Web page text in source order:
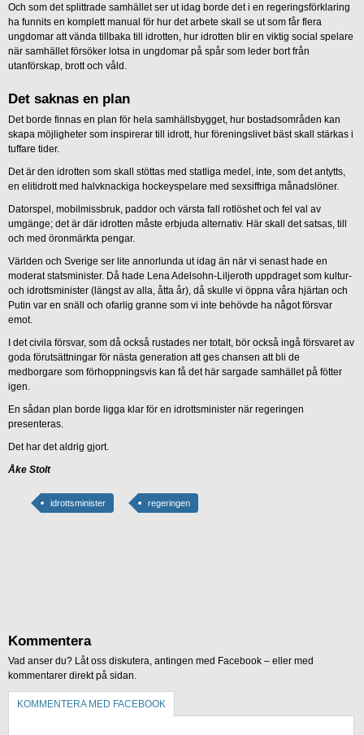
Och som det splittrade samhället ser ut idag borde det i en regeringsförklaring
ha funnits en komplett manual för hur det arbete skall se ut som får flera
ungdomar att vända tillbaka till idrotten, hur idrotten blir en viktig social spelare
när samhället försöker lotsa in ungdomar på spår som leder bort från
utanförskap, brott och våld.
Det saknas en plan
Det borde finnas en plan för hela samhällsbygget, hur bostadsområden kan
skapa möjligheter som inspirerar till idrott, hur föreningslivet bäst skall stärkas i
tuffare tider.
Det är den idrotten som skall stöttas med statliga medel, inte, som det antytts,
en elitidrott med halvknackiga hockeyspelare med sexsiffriga månadslöner.
Datorspel, mobilmissbruk, paddor och värsta fall rotlöshet och fel val av
umgänge; det är där idrotten måste erbjuda alternativ. Här skall det satsas, till
och med öronmärkta pengar.
Världen och Sverige ser lite annorlunda ut idag än när vi senast hade en
moderat statsminister. Då hade Lena Adelsohn-Liljeroth uppdraget som kultur-
och idrottsminister (längst av alla, åtta år), då skulle vi öppna våra hjärtan och
Putin var en snäll och ofarlig granne som vi inte behövde ha något försvar
emot.
I det civila försvar, som då också rustades ner totalt, bör också ingå försvaret av
goda förutsättningar för nästa generation att ges chansen att bli de
medborgare som förhoppningsvis kan få det här sargade samhället på fötter
igen.
En sådan plan borde ligga klar för en idrottsminister när regeringen
presenteras.
Det har det aldrig gjort.
Åke Stolt
idrottsminister regeringen
Kommentera
Vad anser du? Låt oss diskutera, antingen med Facebook – eller med
kommentarer direkt på sidan.
KOMMENTERA MED FACEBOOK